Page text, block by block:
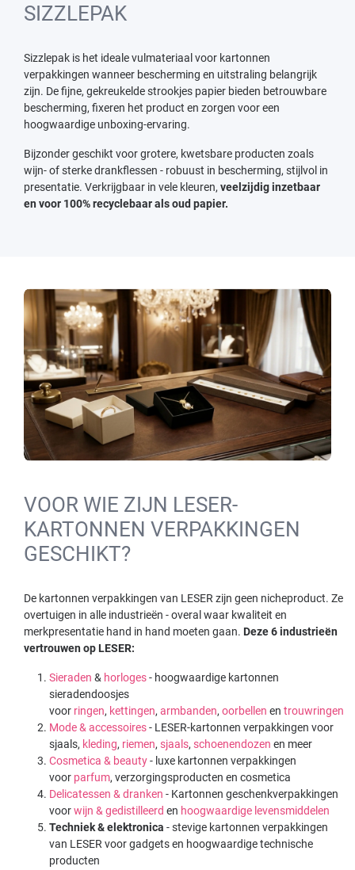
SIZZLEPAK
Sizzlepak is het ideale vulmateriaal voor kartonnen
verpakkingen wanneer bescherming en uitstraling belangrijk
zijn. De fijne, gekreukelde strookjes papier bieden betrouwbare
bescherming, fixeren het product en zorgen voor een
hoogwaardige unboxing-ervaring.
Bijzonder geschikt voor grotere, kwetsbare producten zoals
wijn- of sterke drankflessen - robuust in bescherming, stijlvol in
presentatie. Verkrijgbaar in vele kleuren, veelzijdig inzetbaar
en voor 100% recyclebaar als oud papier.
VOOR WIE ZIJN LESER-
KARTONNEN VERPAKKINGEN
GESCHIKT?
De kartonnen verpakkingen van LESER zijn geen nicheproduct. Ze
overtuigen in alle industrieën - overal waar kwaliteit en
merkpresentatie hand in hand moeten gaan. Deze 6 industrieën
vertrouwen op LESER:
Sieraden & horloges- hoogwaardige kartonnen
sieradendoosjes
voor ringen, kettingen, armbanden, oorbellen en trouwringen
Mode & accessoires- LESER-kartonnen verpakkingen voor
sjaals, kleding, riemen, sjaals, schoenendozen en meer
Cosmetica & beauty- luxe kartonnen verpakkingen
voor parfum, verzorgingsproducten en cosmetica
Delicatessen & dranken - Kartonnen geschenkverpakkingen
voorwijn & gedistilleerd en hoogwaardige levensmiddelen
Techniek & elektronica - stevige kartonnen verpakkingen
van LESER voor gadgets en hoogwaardige technische
producten